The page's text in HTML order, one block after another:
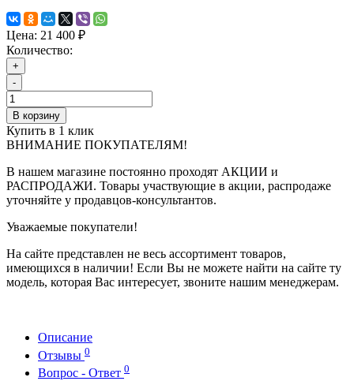
Цена: 21 400 ₽
Количество:
+
-
В корзину
Купить в 1 клик
ВНИМАНИЕ ПОКУПАТЕЛЯМ!
В нашем магазине постоянно проходят АКЦИИ и
РАСПРОДАЖИ. Товары участвующие в акции, распродаже
уточняйте у продавцов-консультантов.
Уважаемые покупатели!
На сайте представлен не весь ассортимент товаров,
имеющихся в наличии! Если Вы не можете найти на сайте ту
модель, которая Вас интересует, звоните нашим менеджерам.
Описание
Отзывы 0
Вопрос - Ответ 0